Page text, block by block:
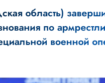
область)
по
военной